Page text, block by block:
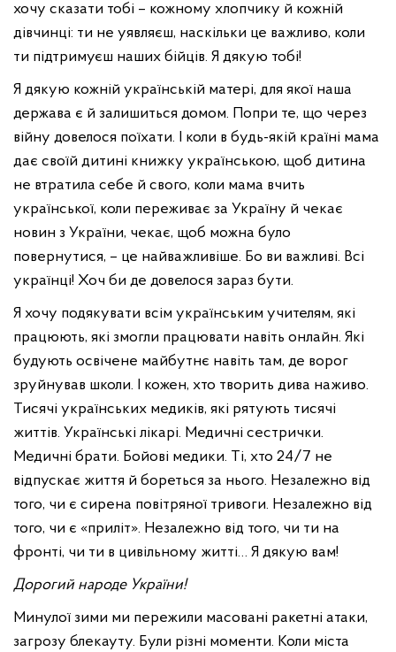
хочу сказати тобі – кожному хлопчику й кожній
дівчинці: ти не уявляєш, наскільки це важливо, коли
ти підтримуєш наших бійців. Я дякую тобі!
Я дякую кожній українській матері, для якої наша
держава є й залишиться домом. Попри те, що через
війну довелося поїхати. І коли в будь-якій країні мама
дає своїй дитині книжку українською, щоб дитина
не втратила себе й свого, коли мама вчить
української, коли переживає за Україну й чекає
новин з України, чекає, щоб можна було
повернутися, – це найважливіше. Бо ви важливі. Всі
українці! Хоч би де довелося зараз бути.
Я хочу подякувати всім українським учителям, які
працюють, які змогли працювати навіть онлайн. Які
будують освічене майбутнє навіть там, де ворог
зруйнував школи. І кожен, хто творить дива наживо.
Тисячі українських медиків, які рятують тисячі
життів. Українські лікарі. Медичні сестрички.
Медичні брати. Бойові медики. Ті, хто 24/7 не
відпускає життя й бореться за нього. Незалежно від
того, чи є сирена повітряної тривоги. Незалежно від
того, чи є «приліт». Незалежно від того, чи ти на
фронті, чи ти в цивільному житті… Я дякую вам!
Дорогий народе України!
Минулої зими ми пережили масовані ракетні атаки,
загрозу блекауту. Були різні моменти. Коли міста